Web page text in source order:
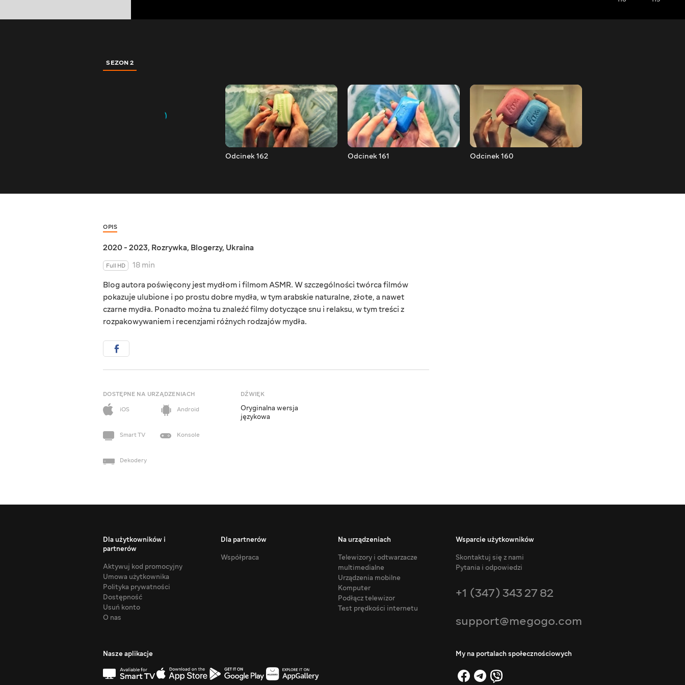
SEZON 2
Odcinek 162 Odcinek 161 Odcinek 160
OPIS
2020 - 2023, Rozrywka, Blogerzy, Ukraina
Full HD
18 min
Blog autora poświęcony jest mydłom i filmom ASMR. W szczególności twórca filmów
pokazuje ulubione i po prostu dobre mydła, w tym arabskie naturalne, złote, a nawet
czarne mydła. Ponadto można tu znaleźć filmy dotyczące snu i relaksu, w tym treści z
rozpakowywaniem i recenzjami różnych rodzajów mydła.
DOSTĘPNE NA URZĄDZENIACH
iOS
Android
Smart TV Konsole
Dekodery
DŹWIĘK
Oryginalna wersja
językowa
Dla użytkowników i
partnerów
Aktywuj kod promocyjny
Umowa użytkownika
Polityka prywatności
Dostępność
Usuń konto
O nas
Dla partnerów
Współpraca
Na urządzeniach
Telewizory i odtwarzacze
multimedialne
Urządzenia mobilne
Komputer
Podłącz telewizor
Test prędkości internetu
Wsparcie użytkowników
Skontaktuj się z nami
Pytania i odpowiedzi
+1 (347) 343 27 82
support@megogo.com
Nasze aplikacje My na portalach społecznościowych